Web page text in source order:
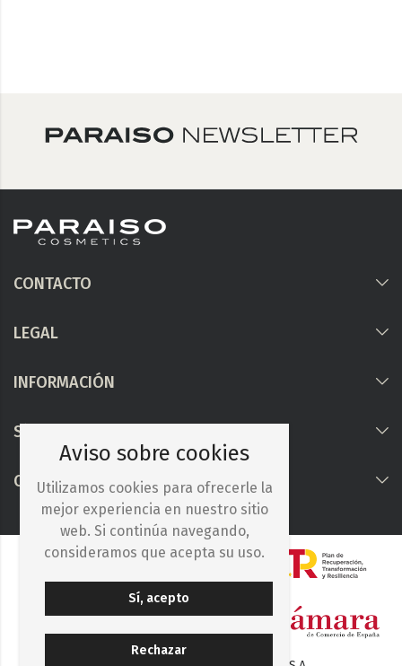
CONTACTO
LEGAL
INFORMACIÓN
Síguenos
COLABORAMOS CON
Aviso sobre cookies
Utilizamos cookies para ofrecerle la
mejor experiencia en nuestro sitio
web. Si continúa navegando,
consideramos que acepta su uso.
Sí, acepto
Rechazar